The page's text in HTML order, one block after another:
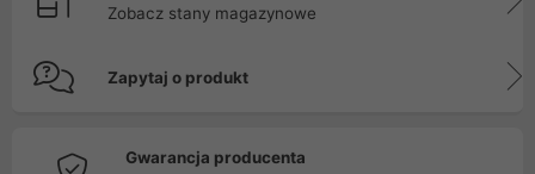
Zobacz stany magazynowe
Zapytaj o produkt
Gwarancja producenta